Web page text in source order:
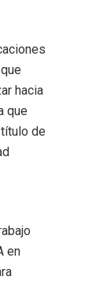
hacia
que
de
en